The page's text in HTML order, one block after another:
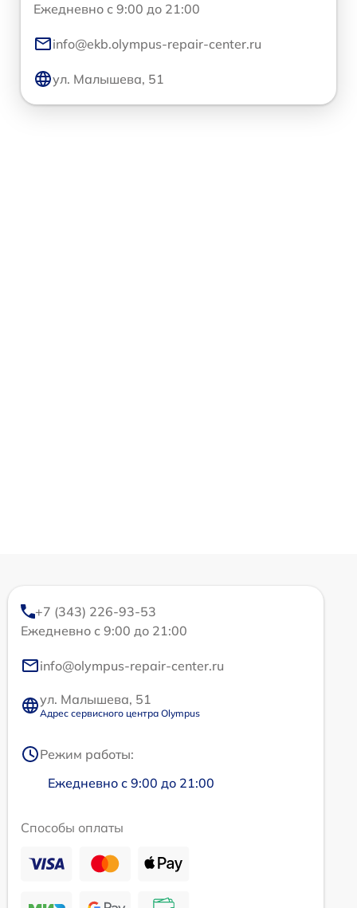
Ежедневно с 9:00 до 21:00
info@ekb.olympus-repair-center.ru
ул. Малышева, 51
+7 (343) 226-93-53
Ежедневно с 9:00 до 21:00
info@olympus-repair-center.ru
ул. Малышева, 51
Адрес сервисного центра Olympus
Режим работы:
Ежедневно с 9:00 до 21:00
Способы оплаты